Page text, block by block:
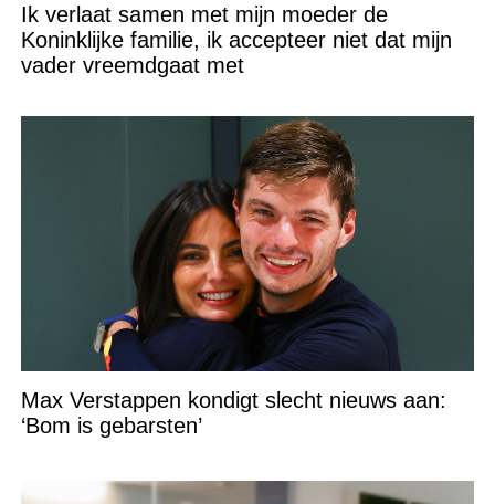
Ik verlaat samen met mijn moeder de
Koninklijke familie, ik accepteer niet dat mijn
vader vreemdgaat met
Max Verstappen kondigt slecht nieuws aan:
‘Bom is gebarsten’